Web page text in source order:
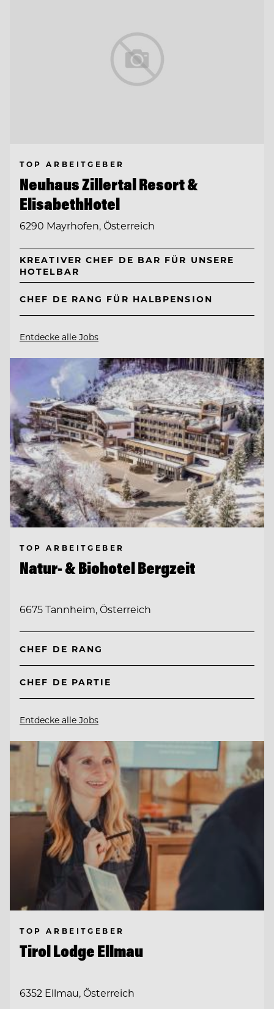
TOP ARBEITGEBER
Neuhaus Zillertal Resort &
ElisabethHotel
6290 Mayrhofen, Österreich
KREATIVER CHEF DE BAR FÜR UNSERE
HOTELBAR
CHEF DE RANG FÜR HALBPENSION
Entdecke alle Jobs
TOP ARBEITGEBER
Natur- & Biohotel Bergzeit
6675 Tannheim, Österreich
CHEF DE RANG
CHEF DE PARTIE
Entdecke alle Jobs
TOP ARBEITGEBER
Tirol Lodge Ellmau
6352 Ellmau, Österreich